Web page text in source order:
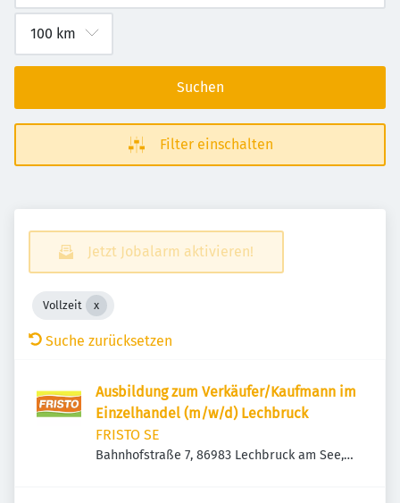
Suchen
Filter einschalten
Jetzt Jobalarm aktivieren!
Vollzeit
Suche zurücksetzen
Ausbildung zum Verkäufer/Kaufmann im
Einzelhandel (m/w/d) Lechbruck
FRISTO SE
Bahnhofstraße 7, 86983 Lechbruck am See,